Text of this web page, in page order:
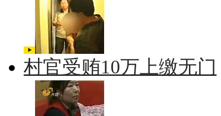
村官受贿10万上缴无门